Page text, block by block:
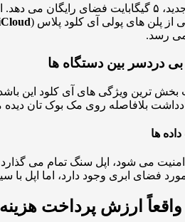
اپل به هر کاربر جدید، ۵
از پلن های پولی آی کلود پلاس (
رسد.
دردسر بین دستگاه ها
بخش ترین ویژگی های آی کلود این
بلافاصله روی مک بوک تان
ها
می شود، اپل سنگ تمام می
مورد فضای ابری وجود دارد، اما
واقعاً ارزش پرداخت